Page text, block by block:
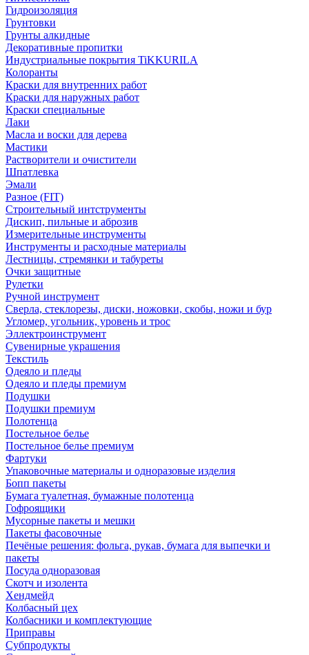
Гидроизоляция
Грунтовки
Грунты алкидные
Декоративные пропитки
Индустриальные покрытия TiKKURILA
Колоранты
Краски для внутренних работ
Краски для наружных работ
Краски специальные
Лаки
Масла и воски для дерева
Мастики
Растворители и очистители
Шпатлевка
Эмали
Разное (FIT)
Строительный интструменты
Дискип, пильные и аброзив
Измерительные инструменты
Инструменты и расходные материалы
Лестницы, стремянки и табуреты
Очки защитные
Рулетки
Ручной инструмент
Сверла, стеклорезы, диски, ножовки, скобы, ножи и бур
Угломер, угольник, уровень и трос
Эллектроинструмент
Сувенирные украшения
Текстиль
Одеяло и пледы
Одеяло и пледы премиум
Подушки
Подушки премиум
Полотенца
Постельное белье
Постельное белье премиум
Фартуки
Упаковочные материалы и одноразовые изделия
Бопп пакеты
Бумага туалетная, бумажные полотенца
Гофроящики
Мусорные пакеты и мешки
Пакеты фасовочные
Печёные решения: фольга, рукав, бумага для выпечки и
пакеты
Посуда одноразовая
Скотч и изолента
Хендмейд
Колбасный цех
Колбасники и комплектующие
Приправы
Субпродукты